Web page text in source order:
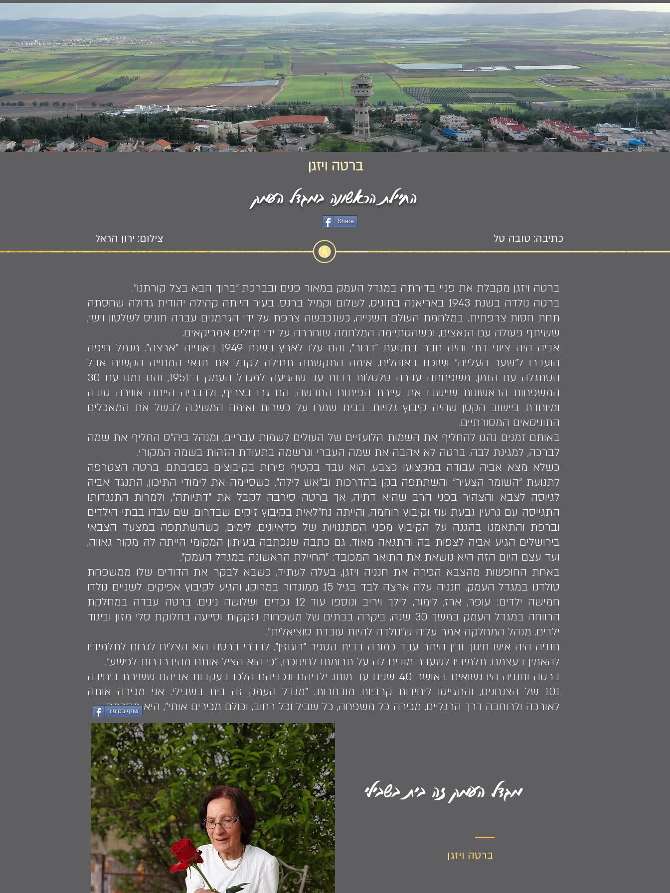
ברטה ויזגן
החיילת הראשונה במגדל העמק
Share
כתיבה: טובה טל צילום: ירון הראל
ברטה ויזגן מקבלת את פניי בדירתה במגדל העמק במאור פנים ובברכת "ברוך הבא בצל קורתנו".
ברטה נולדה בשנת 1943 באריאנה בתוניס, לשלום וקמיל ברנס. בעיר הייתה קהילה יהודית גדולה שחסתה
תחת חסות צרפתית. במלחמת העולם השנייה, כשנכבשה צרפת על ידי הגרמנים עברה תוניס לשלטון וישי,
ששיתף פעולה עם הנאצים, וכשהסתיימה המלחמה שוחררה על ידי חיילים אמריקאים.
אביה היה ציוני דתי והיה חבר בתנועת "דרור", והם עלו לארץ בשנת 1949 באונייה "ארצה". מנמל חיפה
הועברו ל"שער העלייה" ושוכנו באוהלים. אימה התקשתה תחילה לקבל את תנאי המחייה הקשים אבל
הסתגלה עם הזמן. משפחתה עברה טלטלות רבות עד שהגיעה למגדל העמק ב־1951, והם נמנו עם 30
המשפחות הראשונות שיישבו את עיירת הפיתוח החדשה. הם גרו בצריף, ולדבריה הייתה אווירה טובה
ומיוחדת ביישוב הקטן שהיה קיבוץ גלויות. בבית שמרו על כשרות ואימה המשיכה לבשל את המאכלים
התוניסאים המסורתיים.
באותם זמנים נהגו להחליף את השמות הלועזיים של העולים לשמות עבריים, ומנהל ביה"ס החליף את שמה
לברכה, למגינת לבה. ברטה לא אהבה את שמה העברי ונרשמה בתעודת הזהות בשמה המקורי.
כשלא מצא אביה עבודה במקצועו כצבע, הוא עבד בקטיף פירות בקיבוצים בסביבתם. ברטה הצטרפה
לתנועת "השומר הצעיר" והשתתפה בקן בהדרכות וב"אש לילה". כשסיימה את לימודי התיכון, התנגד אביה
לגיוסה לצבא והצהיר בפני הרב שהיא דתיה, אך ברטה סירבה לקבל את "דתיותה", ולמרות התנגדותו
התגייסה עם גרעין גבעת עוז וקיבוץ רוחמה, והייתה נח״לאית בקיבוץ זיקים שבדרום. שם עבדו בבתי הילדים
וברפת והתאמנו בהגנה על הקיבוץ מפני הסתננויות של פדאיונים. לימים, כשהשתתפה במצעד הצבאי
בירושלים הגיע אביה לצפות בה והתגאה מאוד. גם כתבה שנכתבה בעיתון המקומי הייתה לה מקור גאווה,
ועד עצם היום הזה היא נושאת את התואר המכובד: "החיילת הראשונה במגדל העמק".
באחת החופשות מהצבא הכירה את חנניה ויזגן, בעלה לעתיד, כשבא לבקר את הדודים שלו ממשפחת
טולדנו במגדל העמק. חנניה עלה ארצה לבד בגיל 15 ממוגדור במרוקו, והגיע לקיבוץ אפיקים. לשניים נולדו
חמישה ילדים: עופר, ארז, לימור, לילך ויריב ונוספו עוד 12 נכדים ושלושה נינים. ברטה עבדה במחלקת
הרווחה במגדל העמק במשך 30 שנה, ביקרה בבתים של משפחות נזקקות וסייעה בחלוקת סלי מזון וביגוד
ילדים. מנהל המחלקה אמר עליה ש"נולדה להיות עובדת סוציאלית".
חנניה היה איש חינוך ובין היתר עבד כמורה בבית הספר "רוגוזין". לדברי ברטה הוא הצליח לגרום לתלמידיו
להאמין בעצמם. תלמידיו לשעבר מודים לה על תרומתו לחינוכם, "כי הוא הציל אותם מהידרדרות לפשע".
ברטה וחנניה היו נשואים באושר 40 שנים עד מותו. ילדיהם ונכדיהם הלכו בעקבות אביהם ששירת ביחידה
101 של הצנחנים, והתגייסו ליחידות קרביות מובחרות. "מגדל העמק זה בית בשבילי. אני מכירה אותה
לאורכה ולרוחבה דרך הרגליים. מכירה כל משפחה, כל שביל וכל רחוב, וכולם מכירים אותי", היא מסכמת.
שתף בסיפור
מגדל העמק זה בית בשבילי
ברטה ויזגן